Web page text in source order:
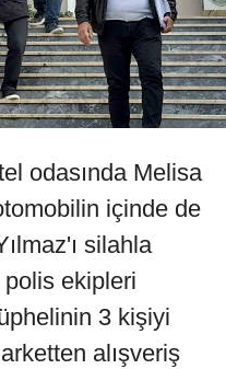
odasında Melisa
içinde de
silahla
ekipleri
3 kişiyi
alışveriş